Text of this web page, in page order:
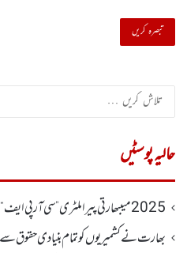
حالیہ پوسٹیں
2025 میںبھارتی پیرا ملٹری ”سی آر پی ایف“ کے 59 اہلکاروں نے خودکشی کی
بھارت نے کشمیریوں کو تمام بنیادی حقوق